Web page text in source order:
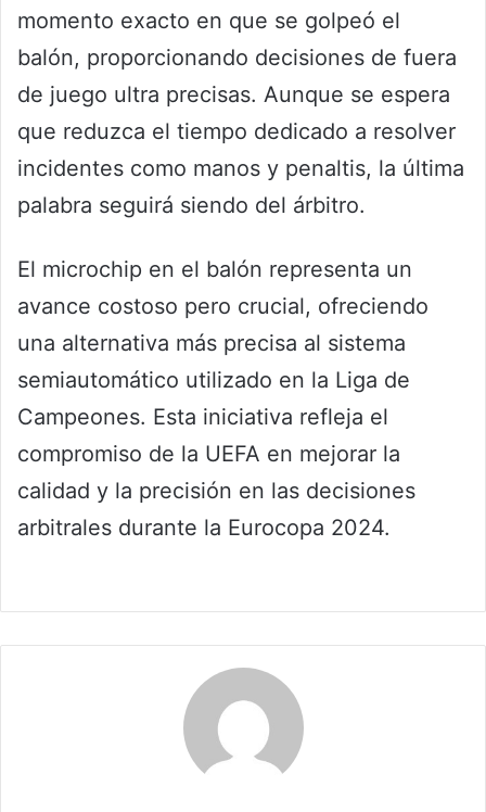
momento exacto en que se golpeó el
balón, proporcionando decisiones de fuera
de juego ultra precisas. Aunque se espera
que reduzca el tiempo dedicado a resolver
incidentes como manos y penaltis, la última
palabra seguirá siendo del árbitro.
El microchip en el balón representa un
avance costoso pero crucial, ofreciendo
una alternativa más precisa al sistema
semiautomático utilizado en la Liga de
Campeones. Esta iniciativa refleja el
compromiso de la UEFA en mejorar la
calidad y la precisión en las decisiones
arbitrales durante la Eurocopa 2024.